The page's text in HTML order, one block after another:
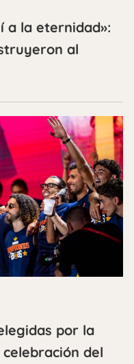
a la eternidad»:
al
por la
celebración del